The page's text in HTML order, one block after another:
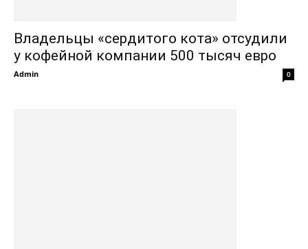
Владельцы «сердитого кота» отсудили
у кофейной компании 500 тысяч евро
Admin 0